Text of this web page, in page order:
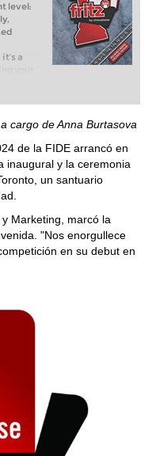
level:
a
your
already
you can
a
cargo de Anna Burtasova
de la FIDE arrancó en
inaugural y la ceremonia
un santuario
Marketing, marcó la
"Nos enorgullece
en su debut en